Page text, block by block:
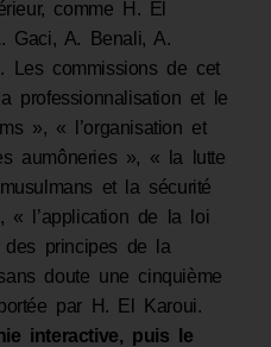
comme H. El
Gaci, A. Benali, A.
Les commissions de cet
professionnalisation et le
», « l’organisation et
aumôneries », « la lutte
et la sécurité
« l’application de la loi
des principes de la
doute une cinquième
par H. El Karoui.
interactive, puis le